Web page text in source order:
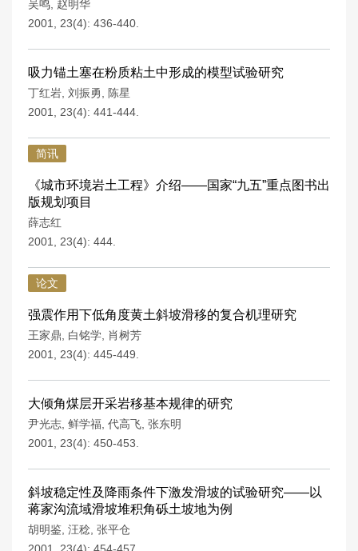
吴鸣 赵明华
2001, 23(4): 436-440.
吸力锚土塞在粉质粘土中形成的模型试验研究
丁红岩 刘振勇
陈星
2001, 23(4): 441-444.
简讯
《城市环境岩土工程》介绍——国家“九五”重点图书出
版规划项目
薛志红
2001, 23(4): 444.
论文
强震作用下低角度黄土斜坡滑移的复合机理研究
王家鼎 白铭学 肖树芳
2001, 23(4): 445-449.
大倾角煤层开采岩移基本规律的研究
尹光志 鲜学福 代高飞 张东明
2001, 23(4): 450-453.
斜坡稳定性及降雨条件下激发滑坡的试验研究——以
蒋家沟流域滑坡堆积角砾土坡地为例
胡明鉴 汪稔 张平仓